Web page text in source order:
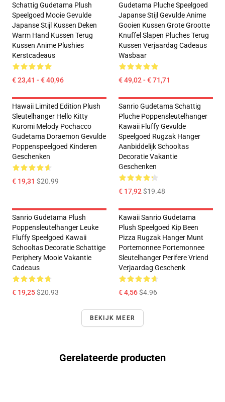
Schattig Gudetama Plush
Speelgoed Mooie Gevulde
Japanse Stijl Kussen Deken
Warm Hand Kussen Terug
Kussen Anime Plushies
Kerstcadeaus
€ 23,41 - € 40,96
Gudetama Pluche Speelgoed
Japanse Stijl Gevulde Anime
Gooien Kussen Grote Grootte
Knuffel Slapen Pluches Terug
Kussen Verjaardag Cadeaus
Wasbaar
€ 49,02 - € 71,71
Hawaii Limited Edition Plush
Sleutelhanger Hello Kitty
Kuromi Melody Pochacco
Gudetama Doraemon Gevulde
Poppenspeelgoed Kinderen
Geschenken
€ 19,31 $20.99
Sanrio Gudetama Schattig
Pluche Poppensleutelhanger
Kawaii Fluffy Gevulde
Speelgoed Rugzak Hanger
Aanbiddelijk Schooltas
Decoratie Vakantie
Geschenken
€ 17,92$19.48
Sanrio Gudetama Plush
Poppensleutelhanger Leuke
Fluffy Speelgoed Kawaii
Schooltas Decoratie Schattige
Periphery Mooie Vakantie
Cadeaus
€ 19,25$20.93
Kawaii Sanrio Gudetama
Plush Speelgoed Kip Been
Pizza Rugzak Hanger Munt
Portemonnee Portemonnee
Sleutelhanger Perifere Vriend
Verjaardag Geschenk
€ 4,56$4.96
BEKIJK MEER
Gerelateerde producten